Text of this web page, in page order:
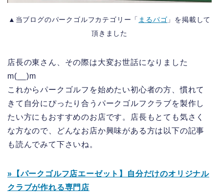
▲当ブログのパークゴルフカテゴリー「 まるパゴ 」を掲載して
頂きました
店長の東さん、その際は大変お世話になりました
m(__)m
これからパークゴルフを始めたい初心者の方、慣れて
きて自分にぴったり合うパークゴルフクラブを製作し
たい方にもおすすめのお店です。店長もとても気さく
な方なので、どんなお店か興味がある方は以下の記事
も読んでみて下さいね。
»【パークゴルフ店エーゼット】自分だけのオリジナル
クラブが作れる専門店